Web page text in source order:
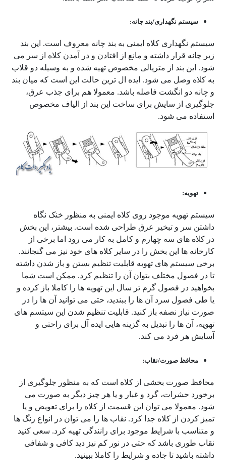
سیستم نگهداری/بند چانه:
سیستم نگهداری کلاه ایمنی به بند چانه معروف است. این بند
زیر چانه قرار داشته و مانع از افتادن و در آمدن کلاه از سر می
شود. این بند از متریالی مخصوص تهیه شده و به وسیله دو قلاب
به کلاه وصل می شود. ایده ال ترین حالت این است که میان بند
و چانه دو انگشت فاصله باشد. معمولا هم برای جذب عرق،
جلوگیری از سایش برای ساخت این بند از الیاف مخصوص
استفاده می شود.
تهویه:
سیستم تهویه موجود روی کلاه ایمنی به منظور خنک نگاه
داشتن سر و تبخیر عرق طراحی شده است. بیشتر، این بخش
در کلاه های سه چهارم و کامل به کار می رود اما برخی از
کارخانه ها این بخش را در سایر کلاه های خود نیز می گنجانند.
برخی سیستم های تهویه قابلیت تنظیم بستن و باز شدن داشته
تا در فصول مختلف بتوان آن را تنظیم کرد. ممکن است شما
بخواهید در فصول گرم تر سال این تهویه ها را کاملا باز کرده و
یا طی فصول سرد آن ها را ببندید، حتی می توانید آن ها را در
صورت نیاز نصفه باز کنید. قابلیت تنظیم شدن این سیتسم های
تهویه، آن ها را تبدیل به گزینه هایی ایده آل برای راحتی و
آسایش هر فرد می کند.
محافظ صورت/نقاب:
محافظ صورت بخشی از کلاه است که به منظور جلوگیری از
برخورد حشرات، گرد و غبار و یا هر چیز دیگر به صورت می
شود. معمولا می توان این قسمت از کلاه را برای تعویض و یا
تمیز کردن از کلاه جدا کرد. نقاب ها را می توان در انواع رنگ ها
و متناسب با شرایط موجود برای رانندگی تهیه کرد. سعی کنید
نقاب طوری باشد که حتی در نور کم نیز دید کافی و شفافی
داشته باشید تا جاده و شرایط را کاملا ببینید.